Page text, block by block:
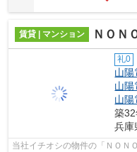
賃貸 | マンション ＮＯＮ
礼0
山陽
山陽
山陽
築
兵庫
当社イチオシの物件の「ＮＯＮ